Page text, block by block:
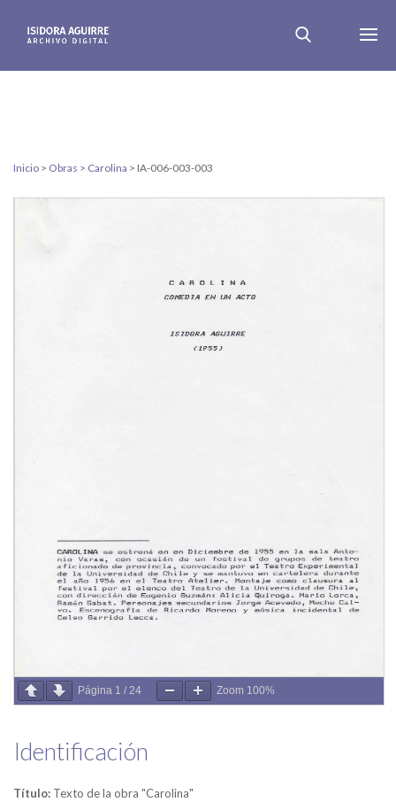
Inicio > Obras > Carolina > IA-006-003-003
Página 1 / 24 Zoom 100%
Identificación
Título: Texto de la obra "Carolina"